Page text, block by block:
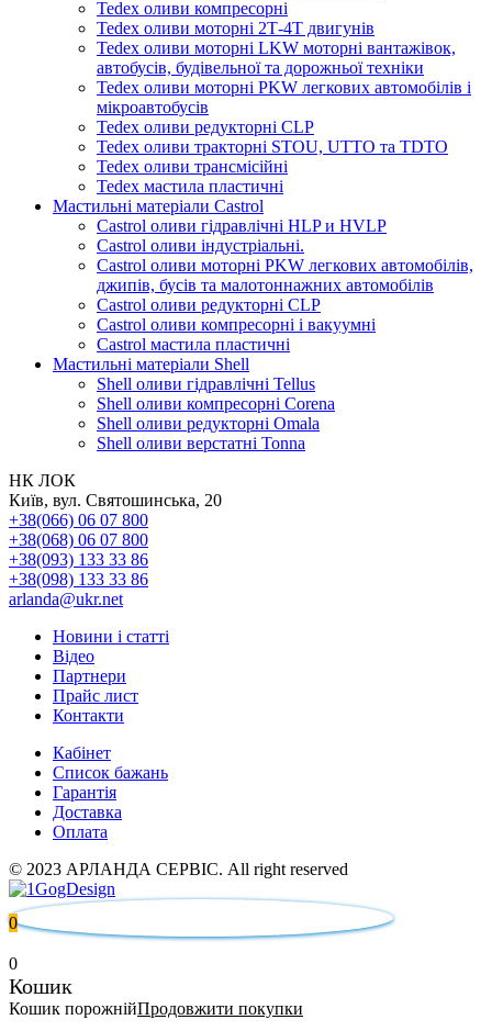
Tedex оливи компресорні
Tedex оливи моторні 2Т-4Т двигунів
Tedex оливи моторні LKW моторні вантажівок,
автобусів, будівельної та дорожньої техніки
Tedex оливи моторні PKW легкових автомобілів і
мікроавтобусів
Tedex оливи редукторні CLP
Tedex оливи тракторні STOU, UTTO та TDTO
Tedex оливи трансмісійні
Tedex мастила пластичні
Мастильні матеріали Castrol
Castrol оливи гідравлічні HLP и HVLP
Castrol оливи індустріальні.
Castrol оливи моторні PKW легкових автомобілів,
джипів, бусів та малотоннажних автомобілів
Castrol оливи редукторні CLP
Castrol оливи компресорні і вакуумні
Castrol мастила пластичні
Мастильні матеріали Shell
Shell оливи гідравлічні Tellus
Shell оливи компресорні Corena
Shell оливи редукторні Omala
Shell оливи верстатні Tonna
НК ЛОК
Київ, вул. Святошинська, 20
+38(066) 06 07 800
+38(068) 06 07 800
+38(093) 133 33 86
+38(098) 133 33 86
arlanda@ukr.net
Новини і статті
Відео
Партнери
Прайс лист
Контакти
Кабінет
Список бажань
Гарантія
Доставка
Оплата
© 2023 АРЛАНДА СЕРВІС. All right reserved
0
0
Кошик
Кошик порожнійПродовжити покупки